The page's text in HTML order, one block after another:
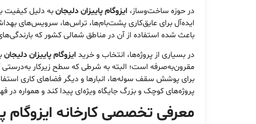
در حوزه ساخت‌وساز، ایزوگام پاییزان دلیجانبه دلیل کیفیت
ایده‌آل برای عایق‌کاری پشت‌بام‌ها، تراس‌ها، سرویس‌های
باعث شده استفاده از آن در مناطق شمالی کشور که
در بسیاری از پروژه‌ها، انتخاب و خرید ایزوگام پاییزان دلیجان
مقرون‌به‌صرفه است؛ البته به شرطی که سطح زیرکار به‌درستی
برای پوشش سقف سوله‌ها، انبارها و دیگر فضاهای کاری
پروژه‌های کوچک و بزرگ جایگاه ویژه‌ای پیدا کند و همواره در
معرفی تخصصیکارخانه ایزوگام